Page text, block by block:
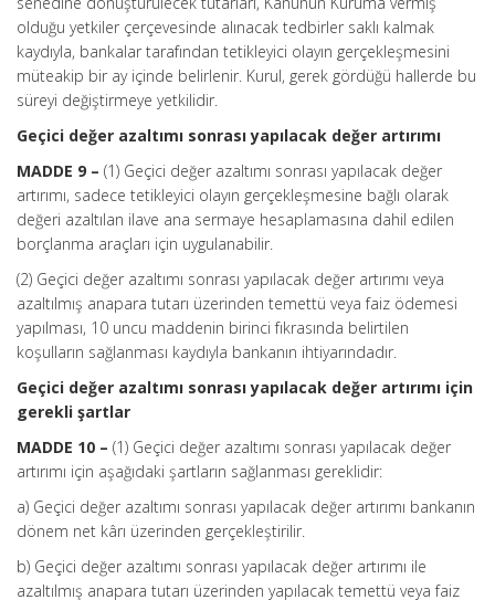
olduğu yetkiler çerçevesinde alınacak tedbirler saklı kalmak
kaydıyla, bankalar tarafından tetikleyici olayın gerçekleşmesini
müteakip bir ay içinde belirlenir. Kurul, gerek gördüğü hallerde bu
süreyi değiştirmeye yetkilidir.
Geçici değer azaltımı sonrası yapılacak değer artırımı
MADDE 9 – (1) Geçici değer azaltımı sonrası yapılacak değer
artırımı, sadece tetikleyici olayın gerçekleşmesine bağlı olarak
değeri azaltılan ilave ana sermaye hesaplamasına dahil edilen
borçlanma araçları için uygulanabilir.
(2) Geçici değer azaltımı sonrası yapılacak değer artırımı veya
azaltılmış anapara tutarı üzerinden temettü veya faiz ödemesi
yapılması, 10 uncu maddenin birinci fıkrasında belirtilen
koşulların sağlanması kaydıyla bankanın ihtiyarındadır.
Geçici değer azaltımı sonrası yapılacak değer artırımı için
gerekli şartlar
MADDE 10 – (1) Geçici değer azaltımı sonrası yapılacak değer
artırımı için aşağıdaki şartların sağlanması gereklidir:
a) Geçici değer azaltımı sonrası yapılacak değer artırımı bankanın
dönem net kârı üzerinden gerçekleştirilir.
b) Geçici değer azaltımı sonrası yapılacak değer artırımı ile
azaltılmış anapara tutarı üzerinden yapılacak temettü veya faiz